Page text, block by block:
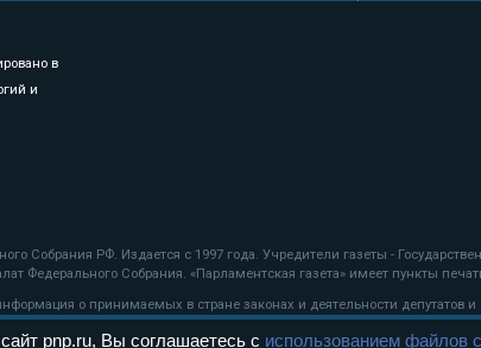
в
и
Собрания РФ. Издается с 1997 года. Учредители газеты -
Федерального Собрания. «Парламентская газета» имеет пункты
о принимаемых в стране законах и деятельности депутатов
pnp.ru, Вы соглашаетесь с использованием файлов